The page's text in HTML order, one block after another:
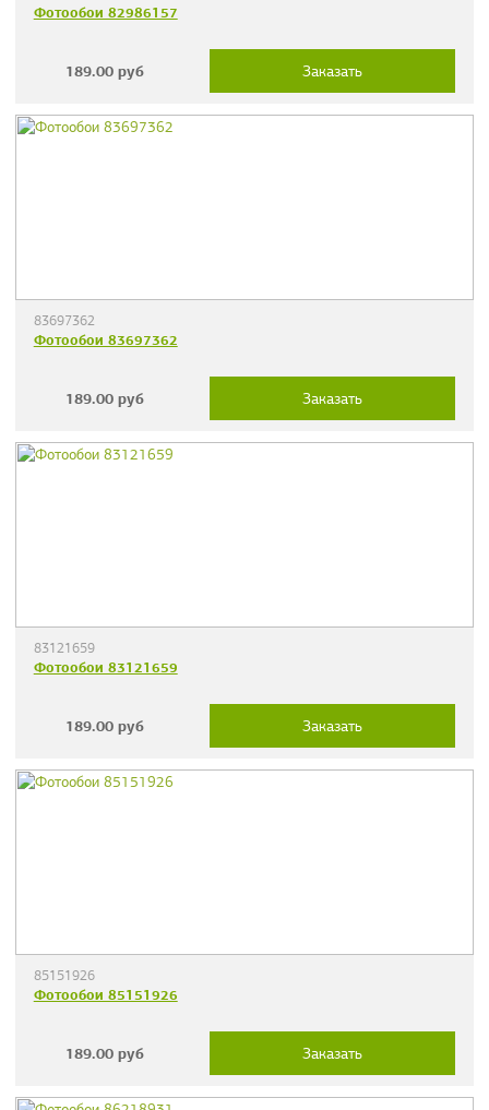
Фотообои 82986157
189.00 руб Заказать
83697362
Фотообои 83697362
189.00 руб Заказать
83121659
Фотообои 83121659
189.00 руб Заказать
85151926
Фотообои 85151926
189.00 руб Заказать